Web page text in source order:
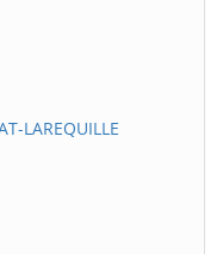
LAREQUILLE